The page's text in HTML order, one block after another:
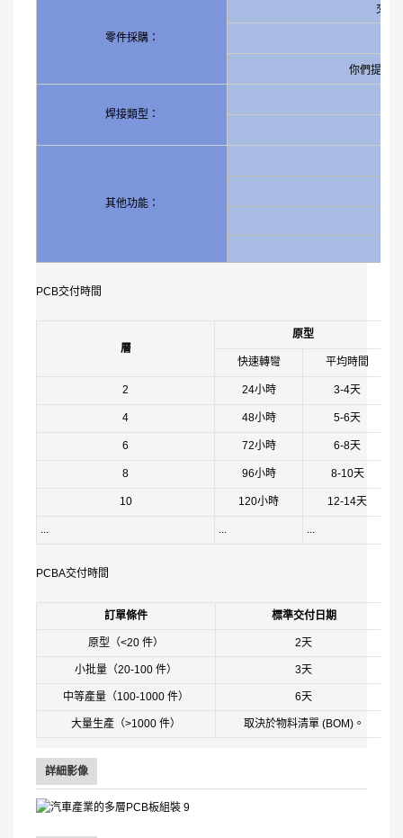
零件採購：
交鑰
你們提供
焊接類型：
其他功能：
PCB交付時間
層
原型
快速轉彎 平均時間
2 24小時 3-4天
4 48小時 5-6天
6 72小時 6-8天
8 96小時 8-10天
10 120小時 12-14天
... ... ...
PCBA交付時間
訂單條件 標準交付日期
原型（<20 件） 2天
小批量（20-100 件） 3天
中等產量（100-1000 件） 6天
大量生產（>1000 件） 取決於物料清單 (BOM)。
詳細影像